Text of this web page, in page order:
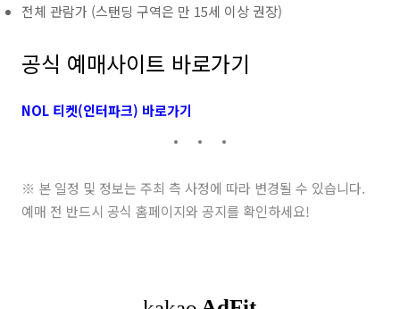
전체 관람가 (스탠딩 구역은 만 15세 이상 권장)
공식 예매사이트 바로가기
NOL 티켓(인터파크) 바로가기
※ 본 일정 및 정보는 주최 측 사정에 따라 변경될 수 있습니다.
예매 전 반드시 공식 홈페이지와 공지를 확인하세요!